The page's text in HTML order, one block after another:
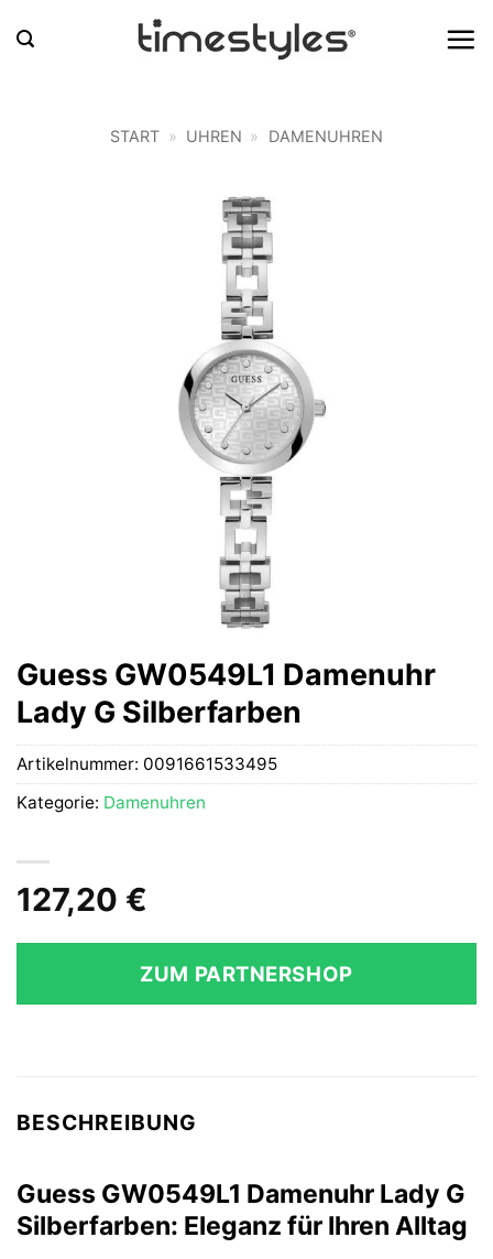
Inhalt
START » UHREN » DAMENUHREN
Guess GW0549L1 Damenuhr
Lady G Silberfarben
127,20 €
ZUM PARTNERSHOP
Artikelnummer: 0091661533495
Kategorie: Damenuhren
BESCHREIBUNG
Guess GW0549L1 Damenuhr Lady G
Silberfarben: Eleganz für Ihren Alltag